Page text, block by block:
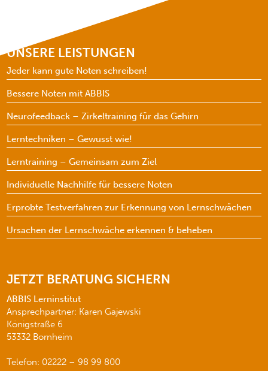
UNSERE LEISTUNGEN
Jeder kann gute Noten schreiben!
Bessere Noten mit ABBIS
Neurofeedback – Zirkeltraining für das Gehirn
Lerntechniken – Gewusst wie!
Lerntraining – Gemeinsam zum Ziel
Individuelle Nachhilfe für bessere Noten
Erprobte Testverfahren zur Erkennung von Lernschwächen
Ursachen der Lernschwäche erkennen & beheben
JETZT BERATUNG SICHERN
ABBIS Lerninstitut
Ansprechpartner: Karen Gajewski
Königstraße 6
53332 Bornheim
Telefon: 02222 – 98 99 800